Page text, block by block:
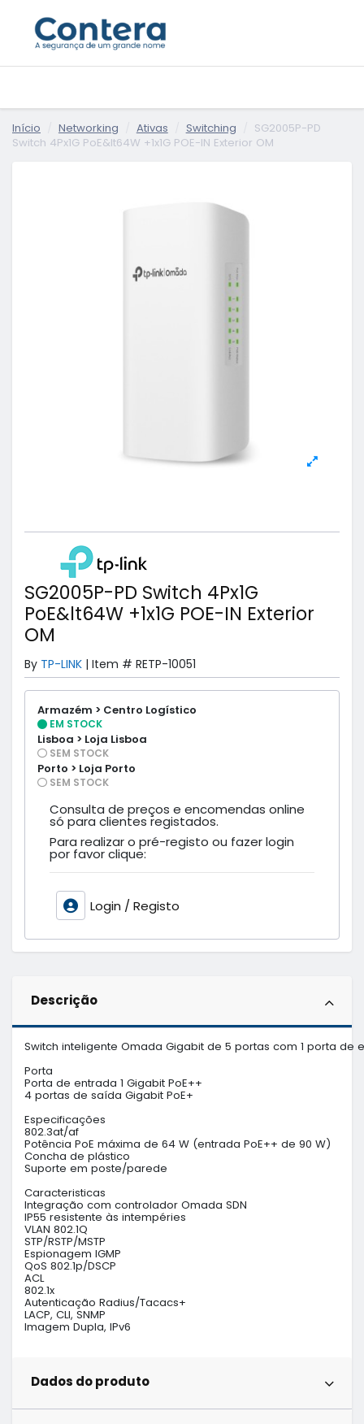
Início Networking Ativas Switching
SG2005P-PD
Switch 4Px1G PoE&lt64W +1x1G POE-IN Exterior OM
SG2005P-PD Switch 4Px1G
PoE&lt64W +1x1G POE-IN Exterior
OM
By TP-LINK | Item # RETP-10051
Armazém > Centro Logístico
EM STOCK
Lisboa > Loja Lisboa
SEM STOCK
Porto > Loja Porto
SEM STOCK
Consulta de preços e encomendas online
só para clientes registados.
Para realizar o pré-registo ou fazer login
por favor clique:
Login / Registo
Descrição
Switch inteligente Omada Gigabit de 5 portas com 1 porta de
Porta
Porta de entrada 1 Gigabit PoE++
4 portas de saída Gigabit PoE+
Especificações
802.3at/af
Potência PoE máxima de 64 W (entrada PoE++ de 90 W)
Concha de plástico
Suporte em poste/parede
Caracteristicas
Integração com controlador Omada SDN
IP55 resistente às intempéries
VLAN 802.1Q
STP/RSTP/MSTP
Espionagem IGMP
QoS 802.1p/DSCP
ACL
802.1x
Autenticação Radius/Tacacs+
LACP, CLI, SNMP
Imagem Dupla, IPv6
Dados do produto